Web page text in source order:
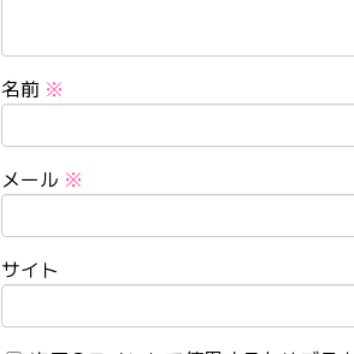
名前 ※
メール ※
サイト